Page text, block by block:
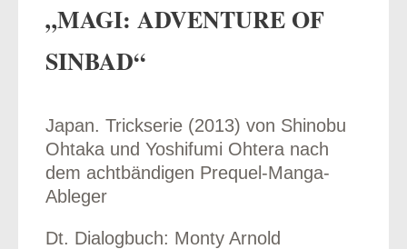
„MAGI: ADVENTURE OF
SINBAD“
Japan. Trickserie (2013) von Shinobu
Ohtaka und Yoshifumi Ohtera nach
dem achtbändigen Prequel-Manga-
Ableger
Dt. Dialogbuch: Monty Arnold